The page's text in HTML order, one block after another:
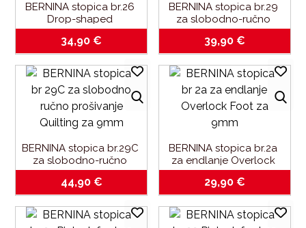
BERNINA stopica br.26
Drop-shaped
embroidery foot za
štikanje
34,90 €
BERNINA stopica br.29
za slobodno-ručno
prošivanje Quilting
39,90 €
BERNINA stopica br.29C
za slobodno-ručno
prošivanje Quilting-za
9mm
44,90 €
BERNINA stopica br.2a
za endlanje Overlock
Foot-za 9mm
29,90 €